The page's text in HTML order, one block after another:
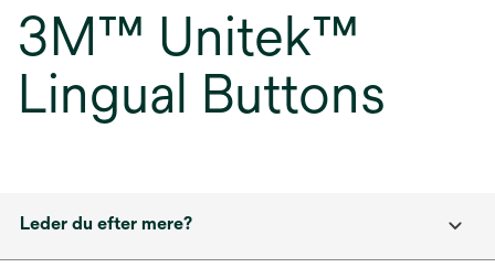
3M™ Unitek™
Lingual Buttons
Leder du efter mere?